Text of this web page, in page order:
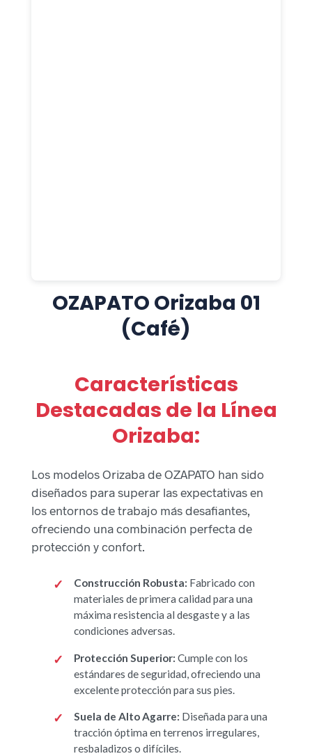
OZAPATO Orizaba 01
(Café)
Características
Destacadas de la Línea
Orizaba:
Los modelos Orizaba de OZAPATO han sido
diseñados para superar las expectativas en
los entornos de trabajo más desafiantes,
ofreciendo una combinación perfecta de
protección y confort.
Construcción Robusta: Fabricado con
materiales de primera calidad para una
máxima resistencia al desgaste y a las
condiciones adversas.
Protección Superior: Cumple con los
estándares de seguridad, ofreciendo una
excelente protección para sus pies.
Suela de Alto Agarre: Diseñada para una
tracción óptima en terrenos irregulares,
resbaladizos o difíciles.